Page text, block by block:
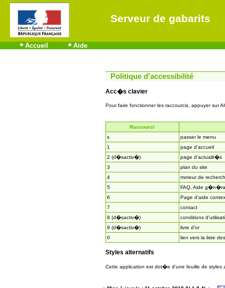
Serveur de gabarits
Accueil Aide
Politique d'accessibilité
Acc�s clavier
Pour faire fonctionner les raccourcis, appuyer sur
Raccourci
s
passer le menu
1
page d'accueil
2 (d�sactiv�)
page d'actualit�s
3
plan du site
4
moteur de
5
FAQ, Aide
6
Page d'aide
7
contact
8 (d�sactiv�)
conditions
9 (d�sactiv�)
livre d'or
0
lien vers la liste
Styles alternatifs
Cette application est dot�e d'une feuille de styles